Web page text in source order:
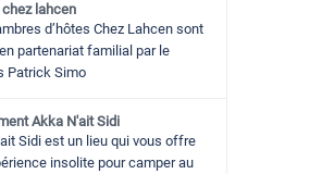
lahcen
d’hôtes Chez Lahcen sont
partenariat familial par le
Patrick Simo
Akka N'ait Sidi
Sidi est un lieu qui vous offre
insolite pour camper au